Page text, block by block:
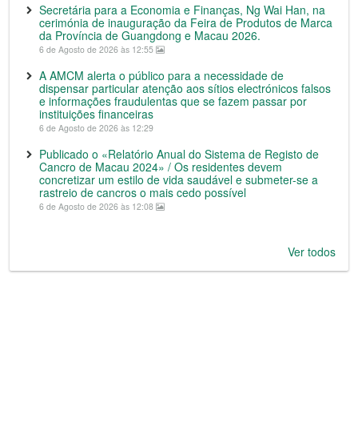
Secretária para a Economia e Finanças, Ng Wai Han, na
cerimónia de inauguração da Feira de Produtos de Marca
da Província de Guangdong e Macau 2026.
6 de Agosto de 2026 às 12:55
A AMCM alerta o público para a necessidade de
dispensar particular atenção aos sítios electrónicos falsos
e informações fraudulentas que se fazem passar por
instituições financeiras
6 de Agosto de 2026 às 12:29
Publicado o «Relatório Anual do Sistema de Registo de
Cancro de Macau 2024» / Os residentes devem
concretizar um estilo de vida saudável e submeter-se a
rastreio de cancros o mais cedo possível
6 de Agosto de 2026 às 12:08
Ver todos